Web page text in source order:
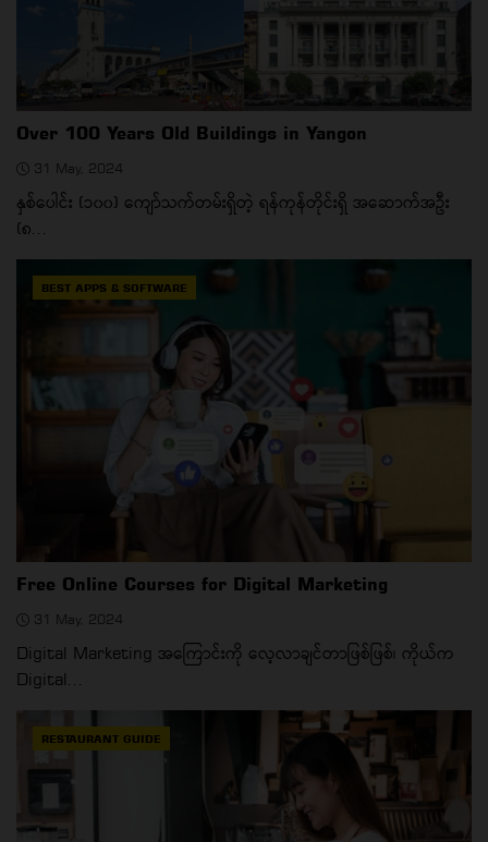
Over 100 Years Old Buildings in Yangon
31 May, 2024
နှစ်ပေါင်း (၁၀၀) ကျော်သက်တမ်းရှိတဲ့ ရန်ကုန်တိုင်းရှိ အဆောက်အဦး
(၈...
BEST APPS & SOFTWARE
Free Online Courses for Digital Marketing
31 May, 2024
Digital Marketing အကြောင်းကို လေ့လာချင်တာဖြစ်ဖြစ်၊ ကိုယ်က
Digital...
RESTAURANT GUIDE